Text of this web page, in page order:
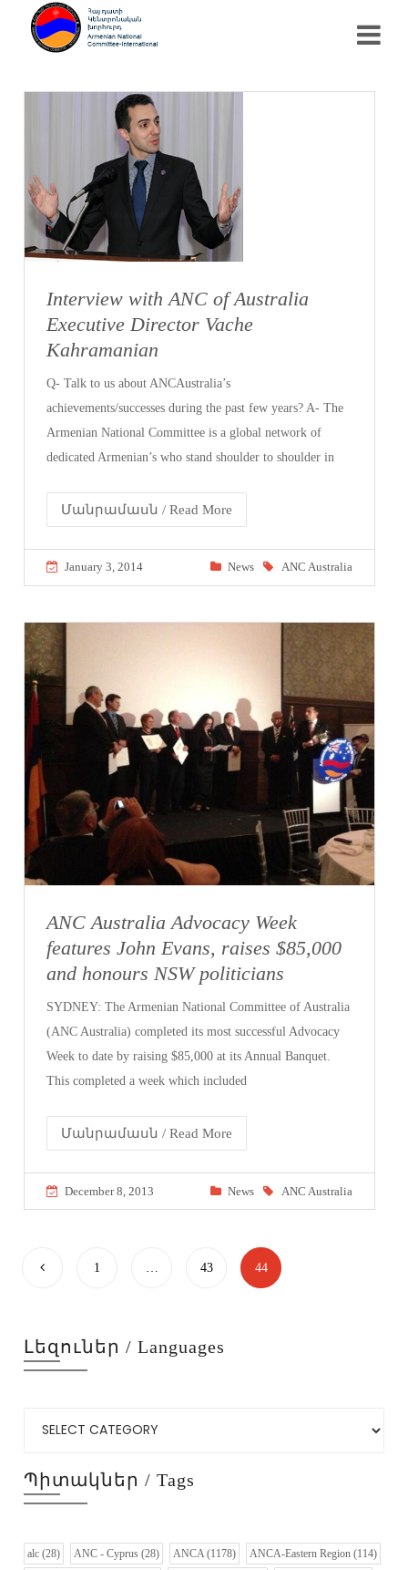
Interview with ANC of Australia
Executive Director Vache
Kahramanian
Q- Talk to us about ANCAustralia’s
achievements/successes during the past few years? A- The
Armenian National Committee is a global network of
dedicated Armenian’s who stand shoulder to shoulder in
Մանրամասն / Read More
January 3, 2014 News ANC Australia
ANC Australia Advocacy Week
features John Evans, raises $85,000
and honours NSW politicians
SYDNEY: The Armenian National Committee of Australia
(ANC Australia) completed its most successful Advocacy
Week to date by raising $85,000 at its Annual Banquet.
This completed a week which included
Մանրամասն / Read More
December 8, 2013 News ANC Australia
1 43 44
Լեզուներ / Languages
Պիտակներ / Tags
alc (28) ANC - Cyprus (28) ANCA(1178) ANCA-Eastern Region (114)